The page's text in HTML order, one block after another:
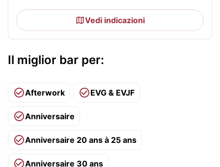
Vedi indicazioni
Il miglior bar per:
Afterwork EVG & EVJF
Anniversaire
Anniversaire 20 ans à 25 ans
Anniversaire 30 ans